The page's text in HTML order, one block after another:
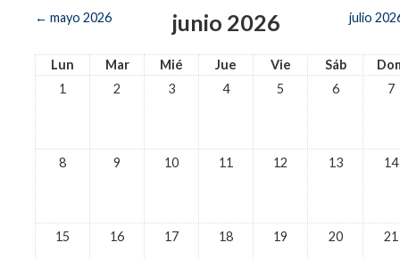
← mayo 2026 junio 2026 julio
Lun Mar Mié Jue Vie Sáb
1
2 3 4 5 6 7
8 9 10 11 12 13 14
15 16 17 18 19 20 21